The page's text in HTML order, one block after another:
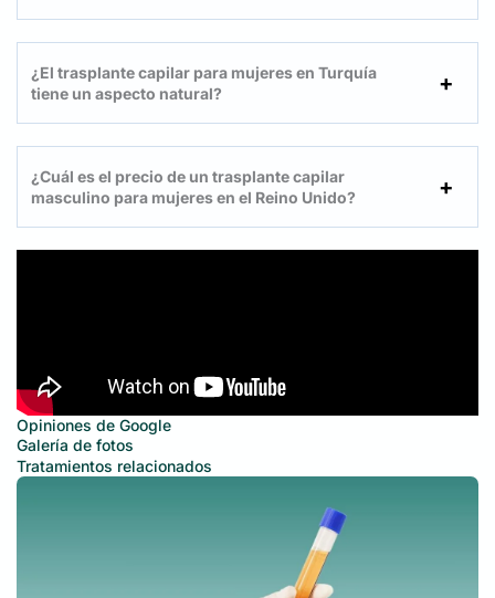
¿El trasplante capilar para mujeres en Turquía
tiene un aspecto natural?
¿Cuál es el precio de un trasplante capilar
masculino para mujeres en el Reino Unido?
Opiniones de Google
Galería de fotos
Tratamientos relacionados